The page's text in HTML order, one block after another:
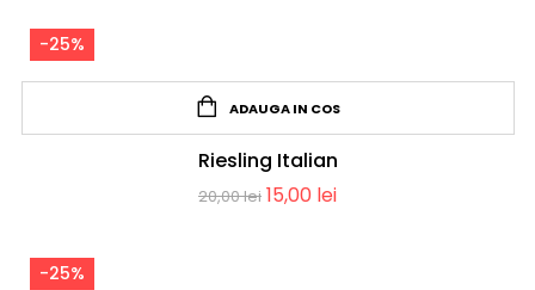
-25%
ADAUGA IN COS
Riesling Italian
20,00lei 15,00 lei
-25%